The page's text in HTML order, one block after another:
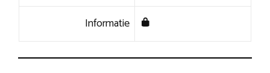
Informatie